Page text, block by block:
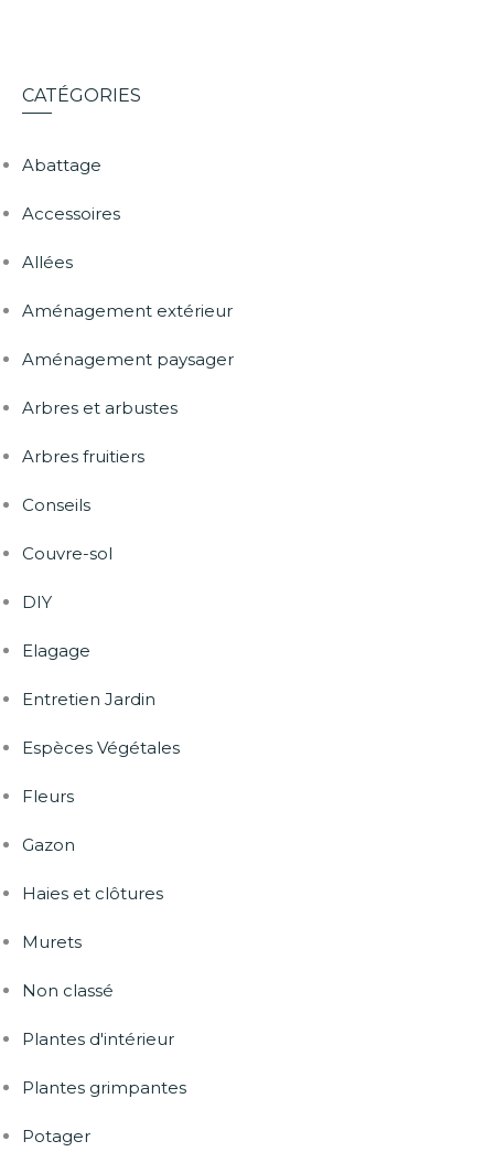
CATÉGORIES
Abattage
Accessoires
Allées
Aménagement extérieur
Aménagement paysager
Arbres et arbustes
Arbres fruitiers
Conseils
Couvre-sol
DIY
Elagage
Entretien Jardin
Espèces Végétales
Fleurs
Gazon
Haies et clôtures
Murets
Non classé
Plantes d'intérieur
Plantes grimpantes
Potager